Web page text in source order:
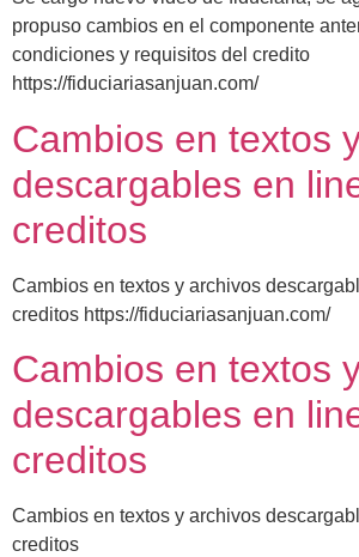
propuso cambios en el componente
condiciones y requisitos del credito
https://fiduciariasanjuan.com/
Cambios en textos
descargables en
creditos
Cambios en textos y archivos
creditos https://fiduciariasanjuan.com/
Cambios en textos
descargables en
creditos
Cambios en textos y archivos
creditos